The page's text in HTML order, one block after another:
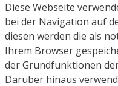
Diese Webseite
bei der Navigation auf
diesen werden die als
Ihrem Browser
der Grundfunktionen
Darüber hinaus